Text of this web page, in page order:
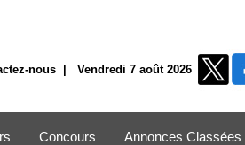
nous| Vendredi 7 août 2026
Concours Annonces Classées